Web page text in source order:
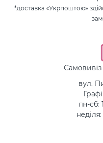
*доставка «Укрпоштою»
вул.
пн-сб:
неділя: